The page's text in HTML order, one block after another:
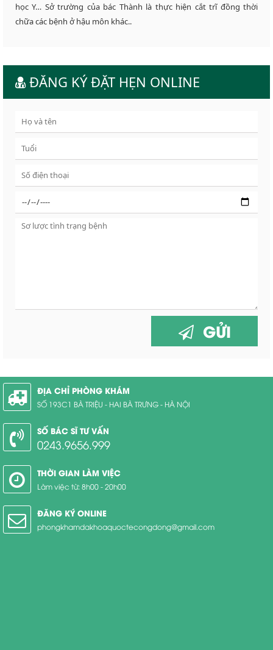
học Y… Sở trường của bác Thành là thực hiện cắt trĩ đồng thời
chữa các bệnh ở hậu môn khác..
ĐĂNG KÝ ĐẶT HẸN ONLINE
GỬI
ĐỊA CHỈ PHÒNG KHÁM
SỐ 193C1 BÀ TRIỆU - HAI BÀ TRƯNG - HÀ NỘI
SỐ BÁC SĨ TƯ VẤN
0243.9656.999
THỜI GIAN LÀM VIỆC
Làm việc từ: 8h00 - 20h00
ĐĂNG KÝ ONLINE
phongkhamdakhoaquoctecongdong@gmail.com